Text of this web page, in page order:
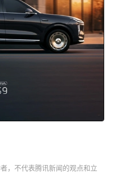
，不代表腾讯新闻的观点和立